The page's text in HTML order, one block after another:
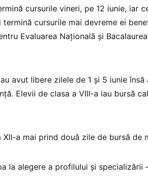
cursurile vineri, pe 12 iunie, iar
cursurile mai devreme ei
Evaluarea Națională și
avut libere zilele de 1 și 5 iunie însă
Elevii de clasa a VIII-a iau bursă
XII-a mai prind două zile de bursă de
la alegere a profilului și